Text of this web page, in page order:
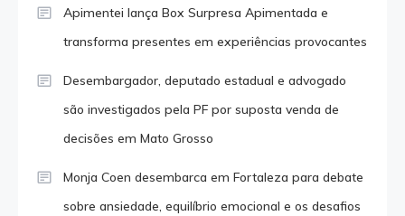
Apimentei lança Box Surpresa Apimentada e
transforma presentes em experiências provocantes
Desembargador, deputado estadual e advogado
são investigados pela PF por suposta venda de
decisões em Mato Grosso
Monja Coen desembarca em Fortaleza para debate
sobre ansiedade, equilíbrio emocional e os desafios